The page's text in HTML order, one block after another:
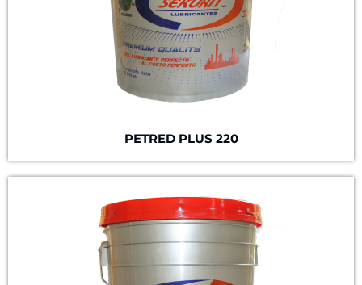
PETRED PLUS 220